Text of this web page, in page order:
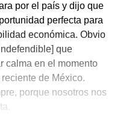
por el país y dijo que
perfecta para
económica. Obvio
que
calma en el momento
de México.
porque nosotros nos